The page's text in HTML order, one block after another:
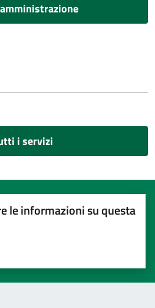
i servizi
le informazioni su questa
stelle su 5
su 5
5